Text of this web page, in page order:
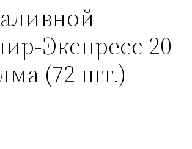
Экспресс 20
(72 шт.)